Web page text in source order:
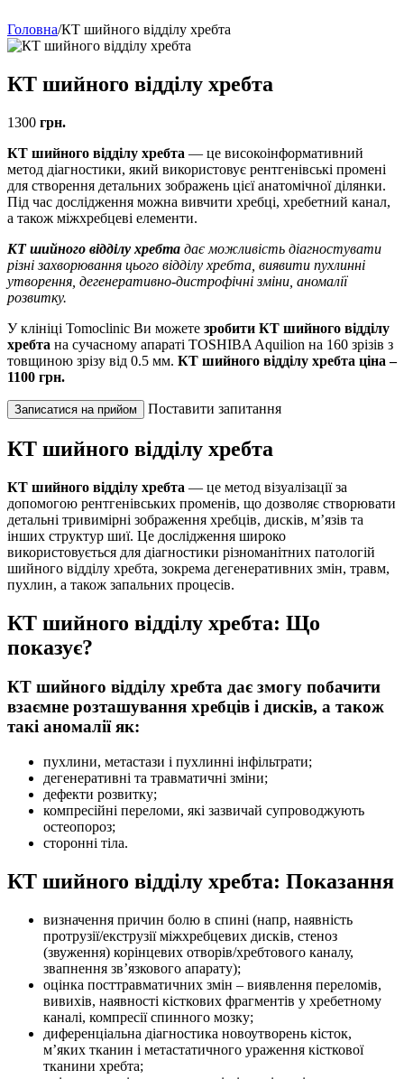
Головна/КТ шийного відділу хребта
КТ шийного відділу хребта
1300 грн.
КТ шийного відділу хребта — це високоінформативний
метод діагностики, який використовує рентгенівські промені
для створення детальних зображень цієї анатомічної ділянки.
Під час дослідження можна вивчити хребці, хребетний канал,
а також міжхребцеві елементи.
КТ шийного відділу хребта дає можливість діагностувати
різні захворювання цього відділу хребта, виявити пухлинні
утворення, дегенеративно-дистрофічні зміни, аномалії
розвитку.
У клініці Tomoclinic Ви можете зробити КТ шийного відділу
хребта на сучасному апараті TOSHIBA Aquilion на 160 зрізів з
товщиною зрізу від 0.5 мм. КТ шийного відділу хребта ціна –
1100 грн.
Записатися на прийом Поставити запитання
КТ шийного відділу хребта
КТ шийного відділу хребта — це метод візуалізації за
допомогою рентгенівських променів, що дозволяє створювати
детальні тривимірні зображення хребців, дисків, м’язів та
інших структур шиї. Це дослідження широко
використовується для діагностики різноманітних патологій
шийного відділу хребта, зокрема дегенеративних змін, травм,
пухлин, а також запальних процесів.
КТ шийного відділу хребта: Що
показує?
КТ шийного відділу хребта дає змогу побачити
взаємне розташування хребців і дисків, а також
такі аномалії як:
пухлини, метастази і пухлинні інфільтрати;
дегенеративні та травматичні зміни;
дефекти розвитку;
компресійні переломи, які зазвичай супроводжують
остеопороз;
сторонні тіла.
КТ шийного відділу хребта: Показання
визначення причин болю в спині (напр, наявність
протрузії/екструзії міжхребцевих дисків, стеноз
(звуження) корінцевих отворів/хребтового каналу,
звапнення зв’язкового апарату);
оцінка посттравматичних змін – виявлення переломів,
вивихів, наявності кісткових фрагментів у хребетному
каналі, компресії спинного мозку;
диференціальна діагностика новоутворень кісток,
м’яких тканин і метастатичного ураження кісткової
тканини хребта;